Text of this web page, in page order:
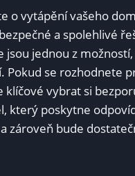
o vytápění vašeho
a spolehlivé
jsou jednou z
Pokud se rozhodnete
klíčové vybrat si
který poskytne
zároveň bude